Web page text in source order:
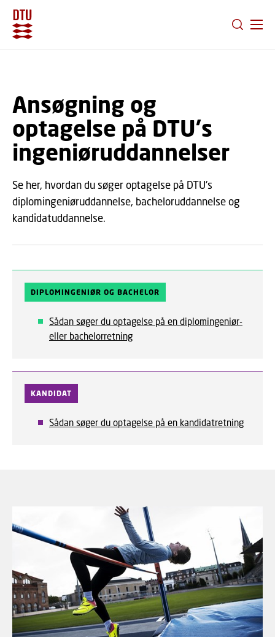
Ansøgning og
optagelse på DTU's
ingeniøruddannelser
Se her, hvordan du søger optagelse på DTU's
diplomingeniøruddannelse, bacheloruddannelse og
kandidatuddannelse.
DIPLOMINGENIØR OG BACHELOR
Sådan søger du optagelse på en diplomingeniør-
eller bachelorretning
KANDIDAT
Sådan søger du optagelse på en kandidatretning